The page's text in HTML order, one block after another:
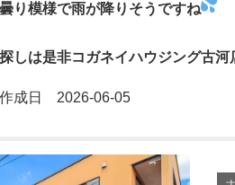
り模様で雨が降りそうですね
しは是非コガネイハウジング古
成日 2026-06-05